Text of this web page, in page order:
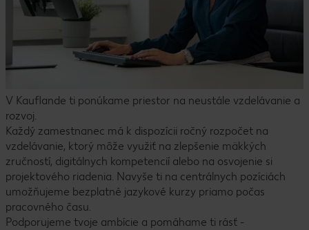
V Kauflande ti ponúkame priestor na neustále vzdelávanie a
rozvoj.
Každý zamestnanec má k dispozícii ročný rozpočet na
vzdelávanie, ktorý môže využiť na zlepšenie mäkkých
zručností, digitálnych kompetencií alebo na osvojenie si
projektového riadenia. Navyše ti na centrálnych pozíciách
umožňujeme bezplatné jazykové kurzy priamo počas
pracovného času.
Podporujeme tvoje ambície a pomáhame ti rásť -